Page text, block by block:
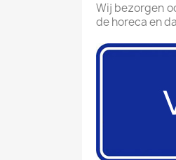
Wij bezorgen
de horeca en